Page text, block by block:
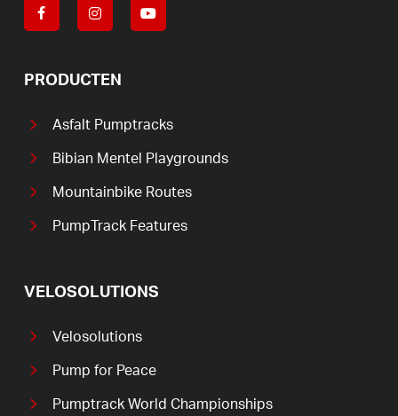
PRODUCTEN
Asfalt Pumptracks
Bibian Mentel Playgrounds
Mountainbike Routes
PumpTrack Features
VELOSOLUTIONS
Velosolutions
Pump for Peace
Pumptrack World Championships